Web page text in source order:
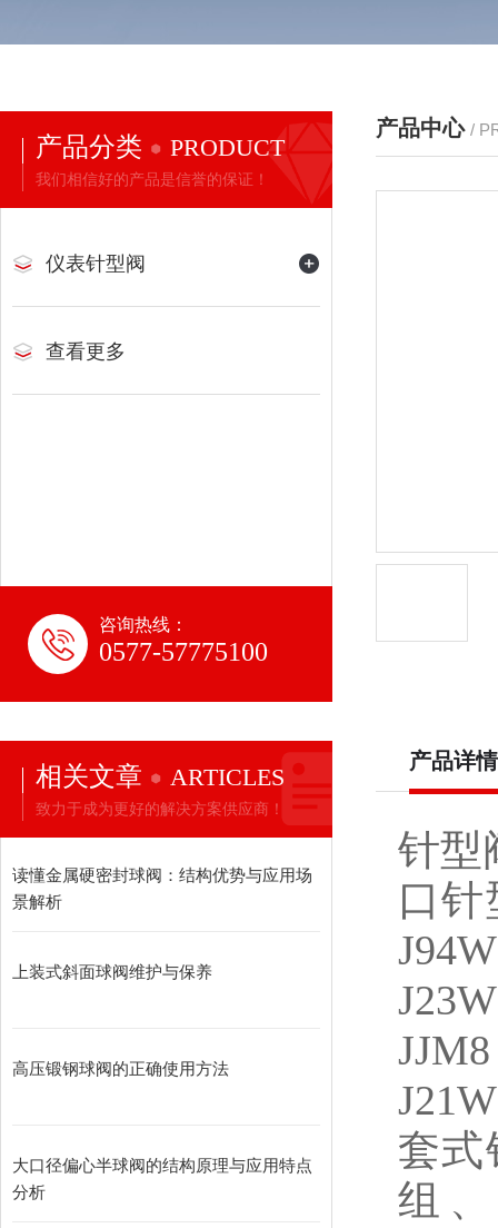
产品分类 PRODUCT
我们相信好的产品是信誉的保证！
仪表针型阀
查看更多
咨询热线：
0577-57775100
相关文章 ARTICLES
致力于成为更好的解决方案供应商！
读懂金属硬密封球阀：结构优势与应用场
景解析
上装式斜面球阀维护与保养
高压锻钢球阀的正确使用方法
大口径偏心半球阀的结构原理与应用特点
分析
产品中心 /
产品详情
针型
口针
套式
组